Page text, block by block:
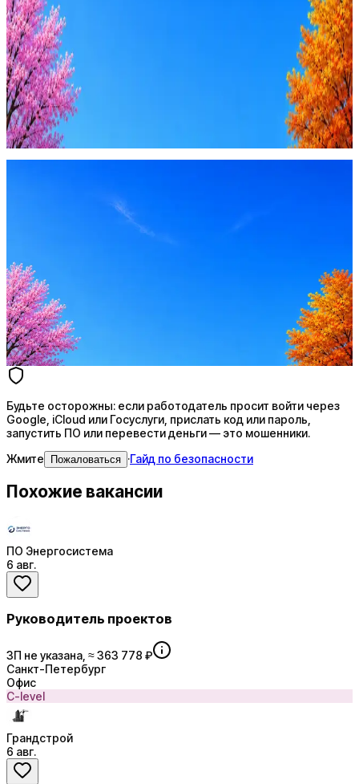
Будьте осторожны: если работодатель просит войти через
Google, iCloud или Госуслуги, прислать код или пароль,
запустить ПО или перевести деньги — это мошенники.
Жмите Пожаловаться
Стратегия поиска с AI: рынки, позиции, вилка, каналы
Будьте осторожны: если работодатель просит войти через
Google, iCloud или Госуслуги, прислать код или пароль,
запустить ПО или перевести деньги — это мошенники.
Жмите
Пожаловаться ·Гайд по безопасности
Похожие вакансии
ПО Энергосистема
6 авг.
Руководитель проектов
ЗП не указана, ≈ 363 778 ₽
Санкт-Петербург
Офис
C-level
Грандстрой
6 авг.